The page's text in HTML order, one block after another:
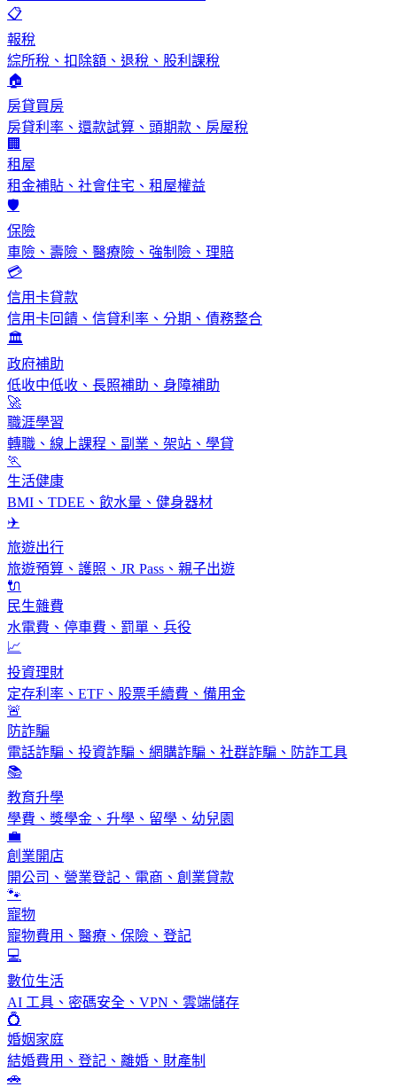
📋
報稅
綜所稅、扣除額、退稅、股利課稅
🏠
房貸買房
房貸利率、還款試算、頭期款、房屋稅
🏢
租屋
租金補貼、社會住宅、租屋權益
🛡️
保險
車險、壽險、醫療險、強制險、理賠
💳
信用卡貸款
信用卡回饋、信貸利率、分期、債務整合
🏛️
政府補助
低收中低收、長照補助、身障補助
🚀
職涯學習
轉職、線上課程、副業、架站、學貸
🏃
生活健康
BMI、TDEE、飲水量、健身器材
✈️
旅遊出行
旅遊預算、護照、JR Pass、親子出遊
🔌
民生雜費
水電費、停車費、罰單、兵役
📈
投資理財
定存利率、ETF、股票手續費、備用金
🚨
防詐騙
電話詐騙、投資詐騙、網購詐騙、社群詐騙、防詐工具
📚
教育升學
學費、獎學金、升學、留學、幼兒園
💼
創業開店
開公司、營業登記、電商、創業貸款
🐾
寵物
寵物費用、醫療、保險、登記
💻
數位生活
AI 工具、密碼安全、VPN、雲端儲存
💍
婚姻家庭
結婚費用、登記、離婚、財產制
🚗